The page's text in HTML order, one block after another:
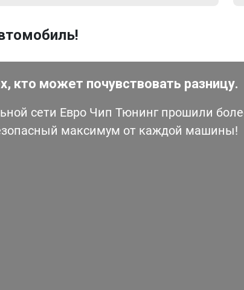
кто может почувствовать разницу.
сети Евро Чип Тюнинг прошили
максимум от каждой машины!